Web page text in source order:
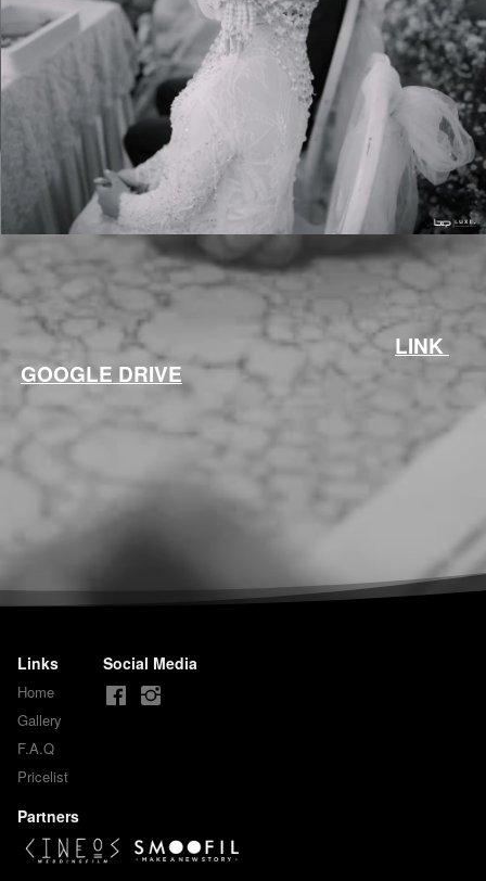
LINK
GOOGLE DRIVE
Links
Home
Gallery
F.A.Q
Pricelist
Social Media
Partners